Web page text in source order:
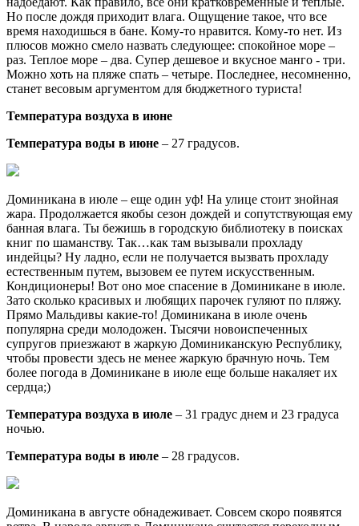
Но после дождя приходит влага. Ощущение такое, что все
время находишься в бане. Кому-то нравится. Кому-то нет. Из
плюсов можно смело назвать следующее: спокойное море –
раз. Теплое море – два. Супер дешевое и вкусное манго - три.
Можно хоть на пляже спать – четыре. Последнее, несомненно,
станет весовым аргументом для бюджетного туриста!
Температура воздуха в июне
Температура воды в июне – 27 градусов.
Доминикана в июле – еще один уф! На улице стоит знойная
жара. Продолжается якобы сезон дождей и сопутствующая ему
банная влага. Ты бежишь в городскую библиотеку в поисках
книг по шаманству. Так…как там вызывали прохладу
индейцы? Ну ладно, если не получается вызвать прохладу
естественным путем, вызовем ее путем искусственным.
Кондиционеры! Вот оно мое спасение в Доминикане в июле.
Зато сколько красивых и любящих парочек гуляют по пляжу.
Прямо Мальдивы какие-то! Доминикана в июле очень
популярна среди молодожен. Тысячи новоиспеченных
супругов приезжают в жаркую Доминиканскую Республику,
чтобы провести здесь не менее жаркую брачную ночь. Тем
более погода в Доминикане в июле еще больше накаляет их
сердца;)
Температура воздуха в июле – 31 градус днем и 23 градуса
ночью.
Температура воды в июле – 28 градусов.
Доминикана в августе обнадеживает. Совсем скоро появятся